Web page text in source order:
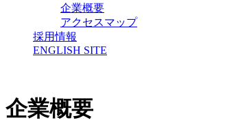
企業概要
アクセスマップ
採用情報
ENGLISH SITE
企業概要